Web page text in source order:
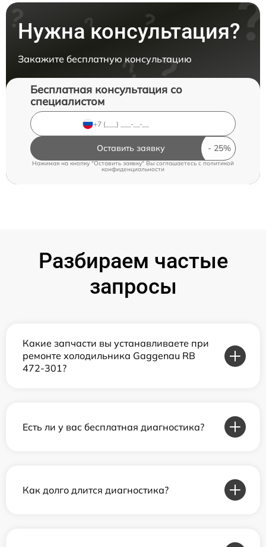
Нужна консультация?
Закажите бесплатную консультацию
Бесплатная консультация со
специалистом
Оставить заявку
Нажимая на кнопку "Оставить заявку" Вы соглашаетесь c политикой
конфиденциальности
Разбираем частые
запросы
Какие запчасти вы устанавливаете при
ремонте холодильника Gaggenau RB
472-301?
Есть ли у вас бесплатная диагностика?
Как долго длится диагностика?